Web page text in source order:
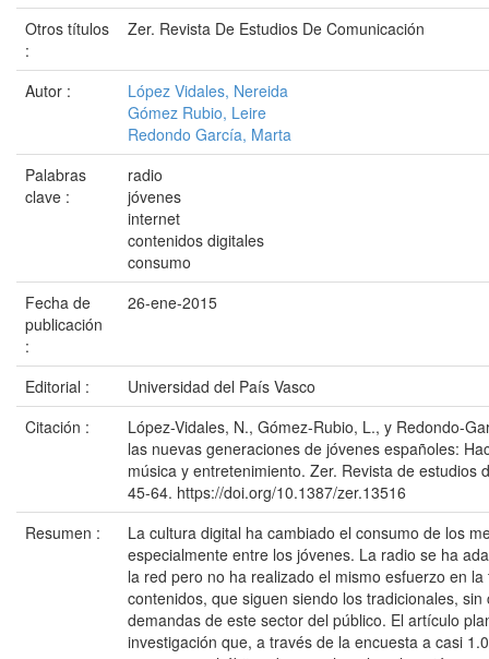
Otros títulos
:
Zer. Revista De Estudios De Comunicación
Autor :
López Vidales, Nereida
Gómez Rubio, Leire
Redondo García, Marta
Palabras
clave :
radio
jóvenes
internet
contenidos digitales
consumo
Fecha de
publicación
:
26-ene-2015
Editorial :
Universidad del País Vasco
Citación :
López-Vidales, N., Gómez-Rubio, L., y Redondo-
las nuevas generaciones de jóvenes españoles:
música y entretenimiento. Zer. Revista de estudios
45-64. https://doi.org/10.1387/zer.13516
Resumen :
La cultura digital ha cambiado el consumo de los
especialmente entre los jóvenes. La radio se ha
la red pero no ha realizado el mismo esfuerzo en
contenidos, que siguen siendo los tradicionales,
demandas de este sector del público. El artículo
investigación que, a través de la encuesta a casi